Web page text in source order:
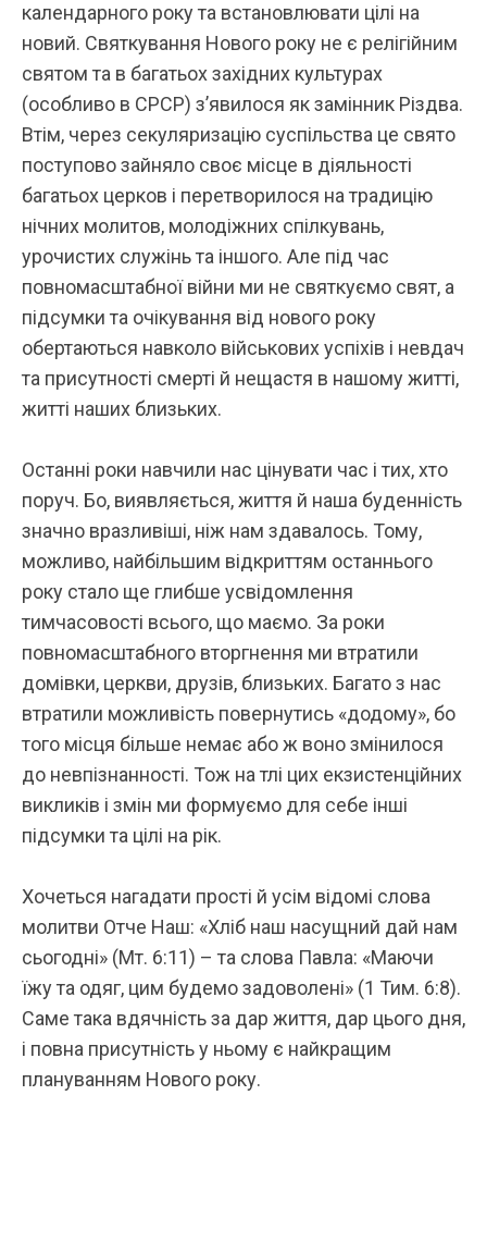
календарного року та встановлювати цілі на
новий. Святкування Нового року не є релігійним
святом та в багатьох західних культурах
(особливо в СРСР) з’явилося як замінник Різдва.
Втім, через секуляризацію суспільства це свято
поступово зайняло своє місце в діяльності
багатьох церков і перетворилося на традицію
нічних молитов, молодіжних спілкувань,
урочистих служінь та іншого. Але під час
повномасштабної війни ми не святкуємо свят, а
підсумки та очікування від нового року
обертаються навколо військових успіхів і невдач
та присутності смерті й нещастя в нашому житті,
житті наших близьких.
Останні роки навчили нас цінувати час і тих, хто
поруч. Бо, виявляється, життя й наша буденність
значно вразливіші, ніж нам здавалось. Тому,
можливо, найбільшим відкриттям останнього
року стало ще глибше усвідомлення
тимчасовості всього, що маємо. За роки
повномасштабного вторгнення ми втратили
домівки, церкви, друзів, близьких. Багато з нас
втратили можливість повернутись «додому», бо
того місця більше немає або ж воно змінилося
до невпізнанності. Тож на тлі цих екзистенційних
викликів і змін ми формуємо для себе інші
підсумки та цілі на рік.
Хочеться нагадати прості й усім відомі слова
молитви Отче Наш: «Хліб наш насущний дай нам
сьогодні» (Мт. 6:11) – та слова Павла: «Маючи
їжу та одяг, цим будемо задоволені» (1 Тим. 6:8).
Саме така вдячність за дар життя, дар цього дня,
і повна присутність у ньому є найкращим
плануванням Нового року.